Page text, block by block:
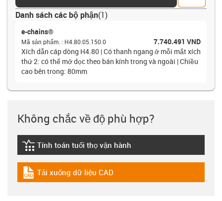
Danh sách các bộ phận(1)
e-chains®
Mã sản phẩm. : H4.80.05.150.0
7.740.491 VND
Xích dẫn cáp dòng H4.80 | Có thanh ngang ở mỗi mắt xích
thứ 2: có thể mở dọc theo bán kính trong và ngoài | Chiều
cao bên trong: 80mm
Không chắc về độ phù hợp?
igus-icon-lebensdauerrechner
Tính toán tuổi thọ vận hành
igus-icon-cad-dateien
Tải xuống dữ liệu CAD